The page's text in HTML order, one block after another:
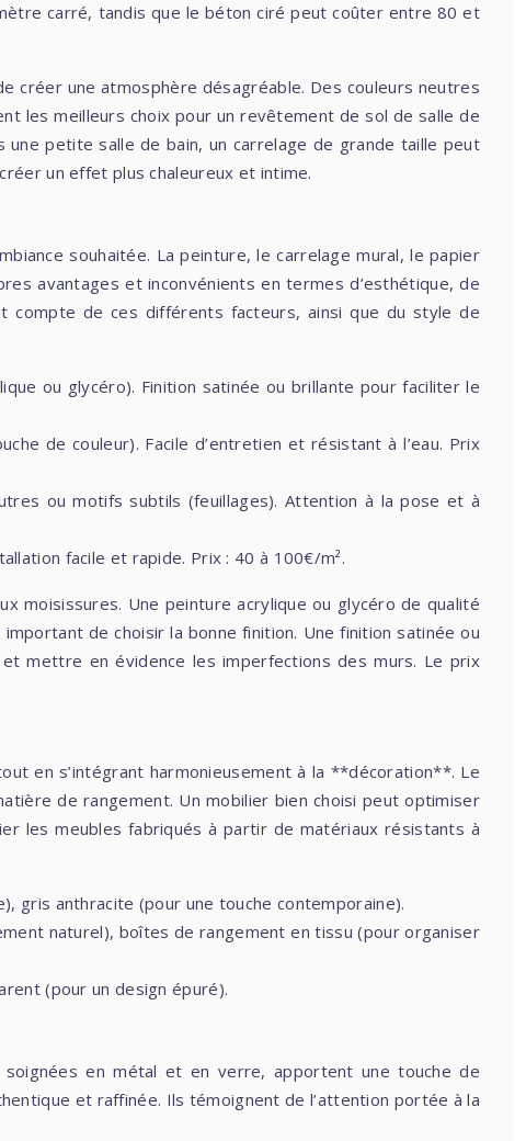
carré, tandis que le béton ciré peut coûter entre 80 et
créer une atmosphère désagréable. Des couleurs neutres
les meilleurs choix pour un revêtement de sol de salle de
petite salle de bain, un carrelage de grande taille peut
un effet plus chaleureux et intime.
souhaitée. La peinture, le carrelage mural, le papier
avantages et inconvénients en termes d’esthétique, de
compte de ces différents facteurs, ainsi que du style de
ou glycéro). Finition satinée ou brillante pour faciliter le
de couleur). Facile d’entretien et résistant à l’eau. Prix
ou motifs subtils (feuillages). Attention à la pose et à
facile et rapide. Prix : 40 à 100€/m².
moisissures. Une peinture acrylique ou glycéro de qualité
de choisir la bonne finition. Une finition satinée ou
mettre en évidence les imperfections des murs. Le prix
en s’intégrant harmonieusement à la **décoration**. Le
de rangement. Un mobilier bien choisi peut optimiser
les meubles fabriqués à partir de matériaux résistants à
gris anthracite (pour une touche contemporaine).
naturel), boîtes de rangement en tissu (pour organiser
(pour un design épuré).
en métal et en verre, apportent une touche de
et raffinée. Ils témoignent de l’attention portée à la